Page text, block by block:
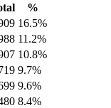
%
16.5%
11.2%
10.8%
9.7%
9.6%
8.4%